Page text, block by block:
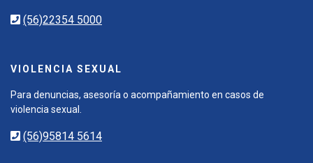
(56)22354 5000
VIOLENCIA SEXUAL
Para denuncias, asesoría o acompañamiento en casos de
violencia sexual.
(56)95814 5614